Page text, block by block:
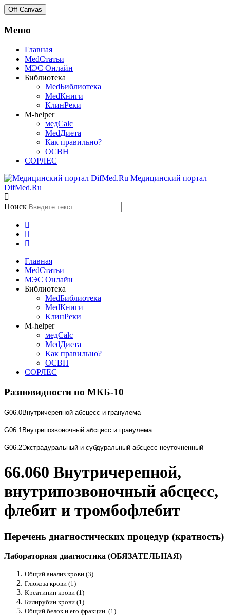
Off Canvas
Меню
Главная
MedСтатьи
МЭС Онлайн
Библиотека
MedБиблиотека
MedКниги
КлинРеки
M-helper
медCalc
MedДиета
Как правильно?
ОСВН
СОРЛЕС
Медицинский портал
DifMed.Ru
Поиск
Главная
MedСтатьи
МЭС Онлайн
Библиотека
MedБиблиотека
MedКниги
КлинРеки
M-helper
медCalc
MedДиета
Как правильно?
ОСВН
СОРЛЕС
Разновидности по МКБ-10
G06.0Внутричерепной абсцесс и гранулема
G06.1Внутрипозвоночный абсцесс и гранулема
G06.2Экстрадуральный и субдуральный абсцесс неуточненный
66.060 Внутричерепной,
внутрипозвоночный абсцесс,
флебит и тромбофлебит
Перечень диагностических процедур (кратность)
Лабораторная диагностика (ОБЯЗАТЕЛЬНАЯ)
Общий анализ крови (3)
Глюкоза крови (1)
Креатинин крови (1)
Билирубин крови (1)
Общий белок и его фракции (1)